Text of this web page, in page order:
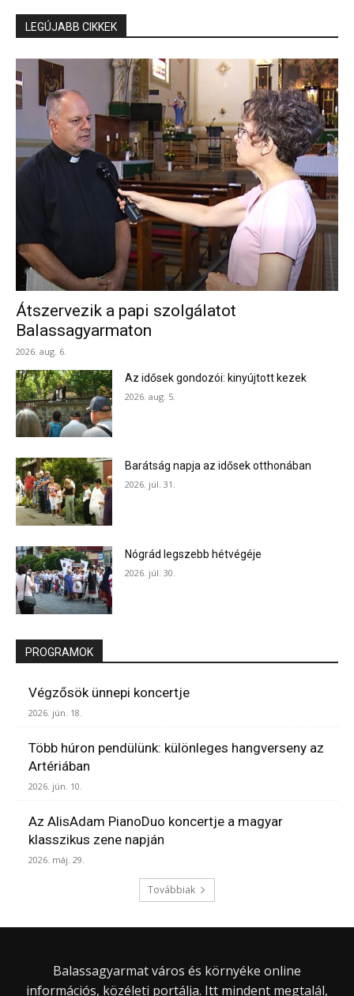
LEGÚJABB CIKKEK
Átszervezik a papi szolgálatot
Balassagyarmaton
2026. aug. 6.
Az idősek gondozói: kinyújtott kezek
2026. aug. 5.
Barátság napja az idősek otthonában
2026. júl. 31.
Nógrád legszebb hétvégéje
2026. júl. 30.
PROGRAMOK
Végzősök ünnepi koncertje
2026. jún. 18.
Több húron pendülünk: különleges hangverseny az
Artériában
2026. jún. 10.
Az AlisAdam PianoDuo koncertje a magyar
klasszikus zene napján
2026. máj. 29.
Továbbiak
Balassagyarmat város és környéke online
információs, közéleti portálja. Itt mindent megtalál,